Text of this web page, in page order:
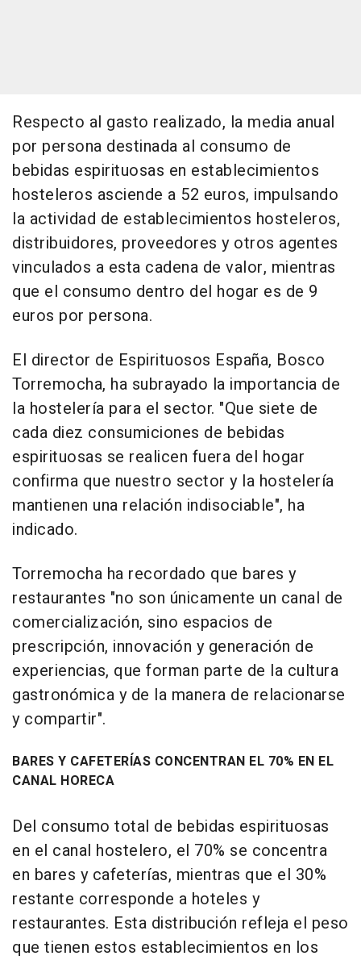
Respecto al gasto realizado, la media anual
por persona destinada al consumo de
bebidas espirituosas en establecimientos
hosteleros asciende a 52 euros, impulsando
la actividad de establecimientos hosteleros,
distribuidores, proveedores y otros agentes
vinculados a esta cadena de valor, mientras
que el consumo dentro del hogar es de 9
euros por persona.
El director de Espirituosos España, Bosco
Torremocha, ha subrayado la importancia de
la hostelería para el sector. "Que siete de
cada diez consumiciones de bebidas
espirituosas se realicen fuera del hogar
confirma que nuestro sector y la hostelería
mantienen una relación indisociable", ha
indicado.
Torremocha ha recordado que bares y
restaurantes "no son únicamente un canal de
comercialización, sino espacios de
prescripción, innovación y generación de
experiencias, que forman parte de la cultura
gastronómica y de la manera de relacionarse
y compartir".
BARES Y CAFETERÍAS CONCENTRAN EL 70% EN EL
CANAL HORECA
Del consumo total de bebidas espirituosas
en el canal hostelero, el 70% se concentra
en bares y cafeterías, mientras que el 30%
restante corresponde a hoteles y
restaurantes. Esta distribución refleja el peso
que tienen estos establecimientos en los